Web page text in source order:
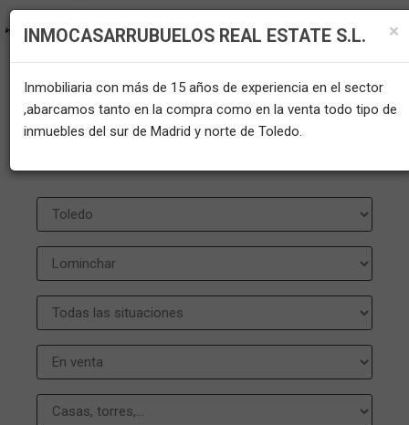
INMUEBLES EN VENTA EN
LOMINCHAR
×
INMOCASARRUBUELOS REAL ESTATE S.L.
Inmobiliaria con más de 15 años de experiencia en el sector
,abarcamos tanto en la compra como en la venta todo tipo de
inmuebles del sur de Madrid y norte de Toledo.